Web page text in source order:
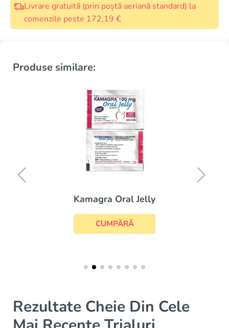
Livrare gratuită (prin poștă aeriană standard) la
comenzile peste 172,19 €
Produse similare:
Kamagra Oral Jelly
CUMPĂRĂ
Rezultate Cheie Din Cele